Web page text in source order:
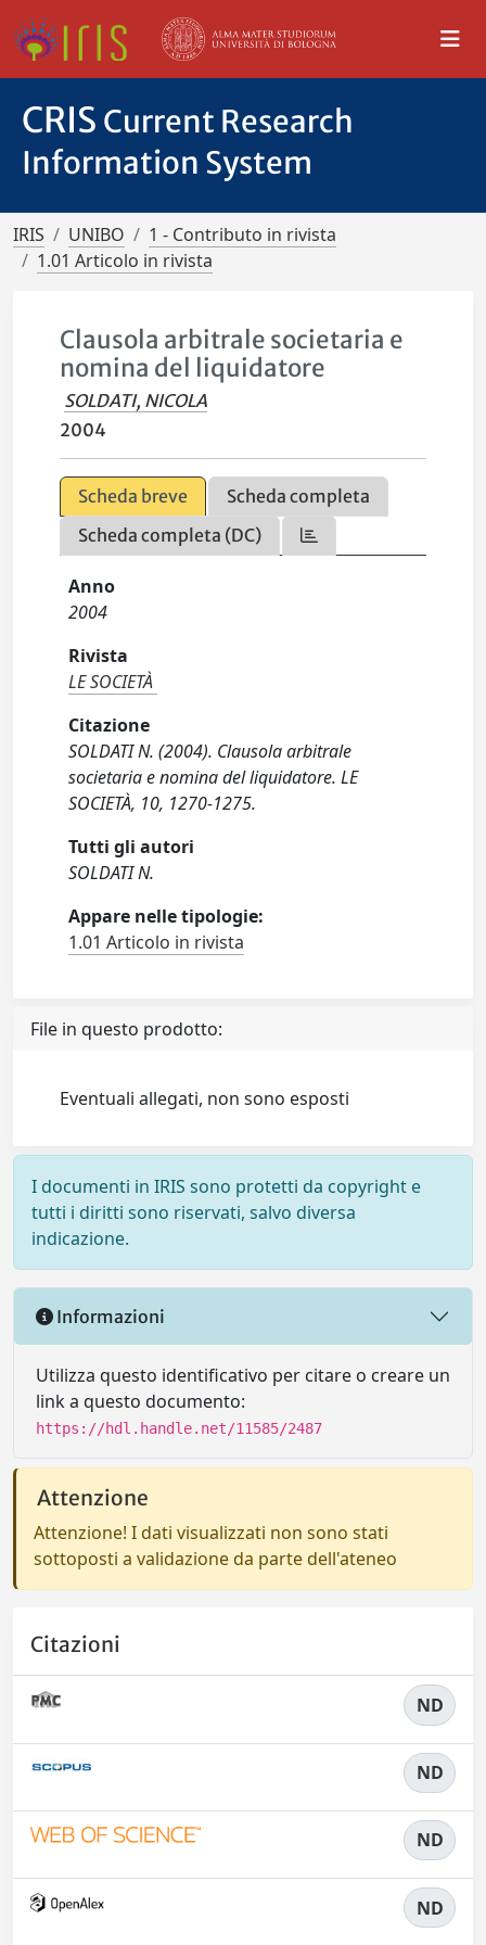
CRIS Current Research
Information System
IRIS UNIBO
1 - Contributo in rivista
1.01 Articolo in rivista
Clausola arbitrale societaria e
nomina del liquidatore
SOLDATI, NICOLA
2004
Scheda breve
Scheda completa
Scheda completa (DC)
Anno
2004
Rivista
LE SOCIETÀ
Citazione
SOLDATI N. (2004). Clausola arbitrale
societaria e nomina del liquidatore. LE
SOCIETÀ, 10, 1270-1275.
Tutti gli autori
SOLDATI N.
Appare nelle tipologie:
1.01 Articolo in rivista
File in questo prodotto:
Eventuali allegati, non sono esposti
I documenti in IRIS sono protetti da copyright e
tutti i diritti sono riservati, salvo diversa
indicazione.
Informazioni
Utilizza questo identificativo per citare o creare un
link a questo documento:
https://hdl.handle.net/11585/2487
Attenzione
Attenzione! I dati visualizzati non sono stati
sottoposti a validazione da parte dell'ateneo
Citazioni
ND
ND
ND
ND